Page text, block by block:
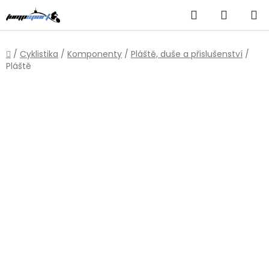
na
obsah
Hledat
KOŠÍK
Domů
/ Cyklistika / Komponenty / Pláště, duše a přislušenství /
Pláště